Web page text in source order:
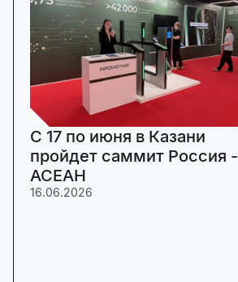
C 17 по июня в Казани
пройдет саммит Россия -
АСЕАН
16.06.2026